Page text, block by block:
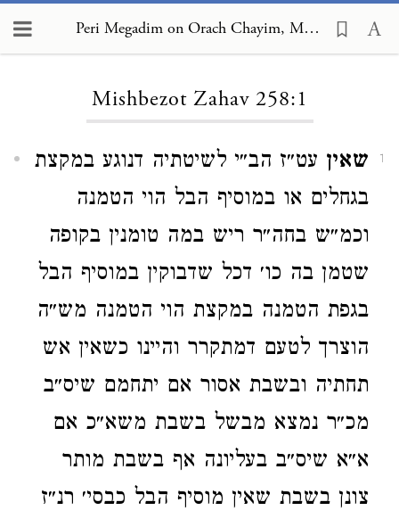
Peri Megadim on Orach Chayim, Mishbezot Zahav 258:1
Mishbezot Zahav 258:1
1 שאין עט״ז הב״י לשיטתיה דנוגע במקצת
בגחלים או במוסיף הבל הוי הטמנה
וכמ״ש בחה״ר ריש במה טומנין בקופה
שטמן בה כו׳ דכל שדבוקין במוסיף הבל
בגפת הטמנה במקצת הוי הטמנה מש״ה
הוצרך לטעם דמתקרר והיינו כשאין אש
תחתיה ובשבת אסור אם יתחמם שיס״ב
מכ״ר נמצא מבשל בשבת משא״כ אם
א״א שיס״ב בעליונה אף בשבת מותר
צונן בשבת שאין מוסיף הבל כבסי׳ רנ״ז